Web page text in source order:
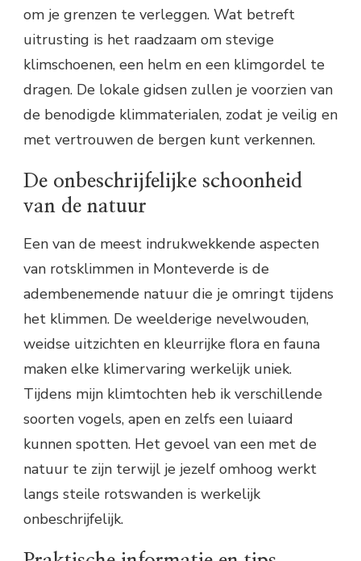
om je grenzen te verleggen. Wat betreft
uitrusting is het raadzaam om stevige
klimschoenen, een helm en een klimgordel te
dragen. De lokale gidsen zullen je voorzien van
de benodigde klimmaterialen, zodat je veilig en
met vertrouwen de bergen kunt verkennen.
De onbeschrijfelijke schoonheid
van de natuur
Een van de meest indrukwekkende aspecten
van rotsklimmen in Monteverde is de
adembenemende natuur die je omringt tijdens
het klimmen. De weelderige nevelwouden,
weidse uitzichten en kleurrijke flora en fauna
maken elke klimervaring werkelijk uniek.
Tijdens mijn klimtochten heb ik verschillende
soorten vogels, apen en zelfs een luiaard
kunnen spotten. Het gevoel van een met de
natuur te zijn terwijl je jezelf omhoog werkt
langs steile rotswanden is werkelijk
onbeschrijfelijk.